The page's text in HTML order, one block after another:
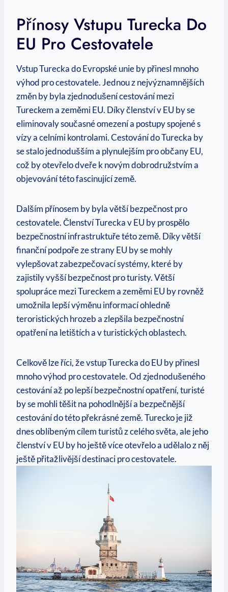
Přínosy Vstupu Turecka Do
EU Pro Cestovatele
Vstup Turecka do Evropské unie by přinesl mnoho
výhod pro cestovatele. Jednou z nejvýznamnějších
změn by byla zjednodušení cestování mezi
Tureckem a zeměmi EU. Díky členství v EU by se
eliminovaly současné omezení a postupy spojené s
vízy a celními kontrolami. Cestování do Turecka by
se stalo jednodušším a plynulejším pro občany EU,
což by otevřelo dveře k novým dobrodružstvím a
objevování této fascinující země.
Dalším přínosem by byla větší bezpečnost pro
cestovatele. Členství Turecka v EU by prospělo
bezpečnostní infrastruktuře této země. Díky větší
finanční podpoře ze strany EU by se mohly
vylepšovat zabezpečovací systémy, které by
zajistily vyšší bezpečnost pro turisty. Větší
spolupráce mezi Tureckem a zeměmi EU by rovněž
umožnila lepší výměnu informací ohledně
teroristických hrozeb a zlepšila bezpečnostní
opatření na letištích a v turistických oblastech.
Celkově lze říci, že vstup Turecka do EU by přinesl
mnoho výhod pro cestovatele. Od zjednodušeného
cestování až po lepší bezpečnostní opatření, turisté
by se mohli těšit na pohodlnější a bezpečnější
cestování do této překrásné země. Turecko je již
dnes oblíbeným cílem turistů z celého světa, ale jeho
členství v EU by ho ještě více otevřelo a udělalo z něj
ještě přitažlivější destinaci pro cestovatele.